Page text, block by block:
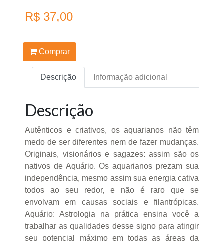
R$ 37,00
Comprar
Descrição Informação adicional
Descrição
Autênticos e criativos, os aquarianos não têm
medo de ser diferentes nem de fazer mudanças.
Originais, visionários e sagazes: assim são os
nativos de Aquário. Os aquarianos prezam sua
independência, mesmo assim sua energia cativa
todos ao seu redor, e não é raro que se
envolvam em causas sociais e filantrópicas.
Aquário: Astrologia na prática ensina você a
trabalhar as qualidades desse signo para atingir
seu potencial máximo em todas as áreas da